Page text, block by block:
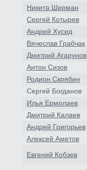
Никита Шерман
Сергей Котырев
Андрей Хусид
Вячеслав Грабчак
Дмитрий Агарунов
Антон Сизов
Родион Скрябин
Сергей Богданов
Илья Ермолаев
Дмитрий Калаев
Андрей Григорьев
Алексей Аметов
Евгений Кобзев